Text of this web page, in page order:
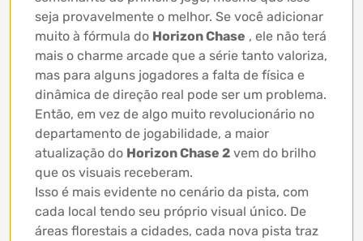
seja provavelmente o melhor. Se você adicionar
muito à fórmula do Horizon Chase , ele não terá
mais o charme arcade que a série tanto valoriza,
mas para alguns jogadores a falta de física e
dinâmica de direção real pode ser um problema.
Então, em vez de algo muito revolucionário no
departamento de jogabilidade, a maior
atualização do Horizon Chase 2 vem do brilho
que os visuais receberam.
Isso é mais evidente no cenário da pista, com
cada local tendo seu próprio visual único. De
áreas florestais a cidades, cada nova pista traz